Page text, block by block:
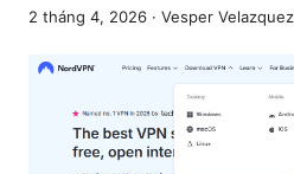
2 tháng 4, 2026 · Vesper Velazquez